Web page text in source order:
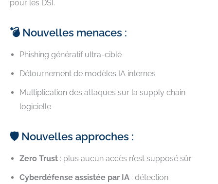
pour les DSI.
💣 Nouvelles menaces :
Phishing génératif ultra-ciblé
Détournement de modèles IA internes
Multiplication des attaques sur la supply chain
logicielle
🛡️ Nouvelles approches :
Zero Trust : plus aucun accès n’est supposé sûr
Cyberdéfense assistée par IA : détection